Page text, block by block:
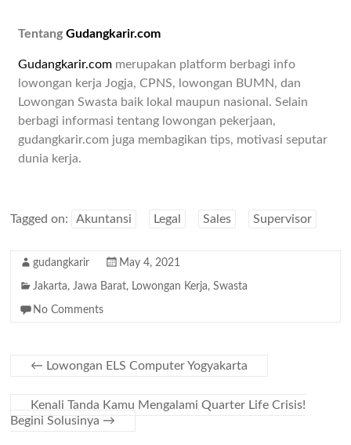
TentangGudangkarir.com
Gudangkarir.com merupakan platform berbagi info
lowongan kerja Jogja, CPNS, lowongan BUMN, dan
Lowongan Swasta baik lokal maupun nasional. Selain
berbagi informasi tentang lowongan pekerjaan,
gudangkarir.com juga membagikan tips, motivasi seputar
dunia kerja.
Tagged on: Akuntansi Legal Sales Supervisor
gudangkarir May 4, 2021
Jakarta,Jawa Barat, Lowongan Kerja,Swasta
No Comments
← Lowongan ELS Computer Yogyakarta
Kenali Tanda Kamu Mengalami Quarter Life Crisis!
Begini Solusinya →